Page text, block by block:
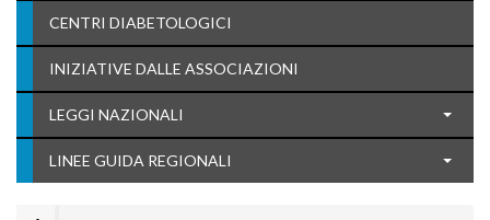
CENTRI DIABETOLOGICI
INIZIATIVE DALLE ASSOCIAZIONI
LEGGI NAZIONALI
LINEE GUIDA REGIONALI